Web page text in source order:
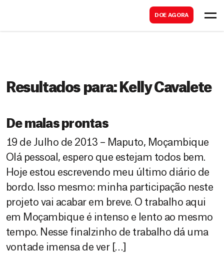
DOE AGORA
Resultados para: Kelly Cavalete
De malas prontas
19 de Julho de 2013 – Maputo, Moçambique
Olá pessoal, espero que estejam todos bem.
Hoje estou escrevendo meu último diário de
bordo. Isso mesmo: minha participação neste
projeto vai acabar em breve. O trabalho aqui
em Moçambique é intenso e lento ao mesmo
tempo. Nesse finalzinho de trabalho dá uma
vontade imensa de ver […]
r